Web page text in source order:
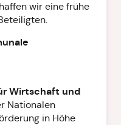
wir eine frühe
Wirtschaft und
Nationalen
in Höhe